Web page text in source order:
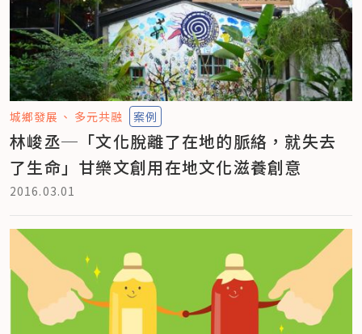
城鄉發展 多元共融 案例
林峻丞─「文化脫離了在地的脈絡，就失去
了生命」甘樂文創用在地文化滋養創意
2016.03.01